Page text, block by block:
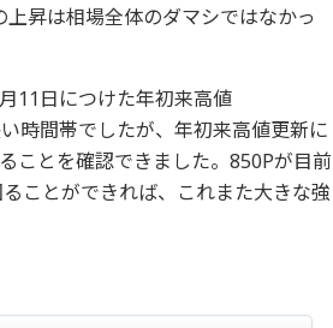
昇は相場全体のダマシではなかっ
11日につけた年初来高値
時間帯でしたが、年初来高値更新に
ことを確認できました。850Pが目前
ことができれば、これまた大きな強